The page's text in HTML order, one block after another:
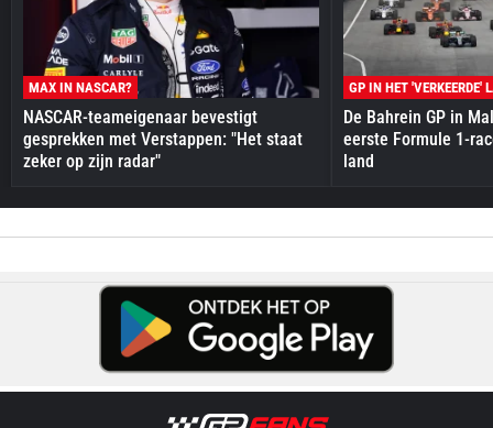
MAX IN NASCAR?
NASCAR-teameigenaar bevestigt
gesprekken met Verstappen: "Het staat
zeker op zijn radar"
GP IN HET 'VERKEERDE'
De Bahrein GP in
eerste Formule 1-
land